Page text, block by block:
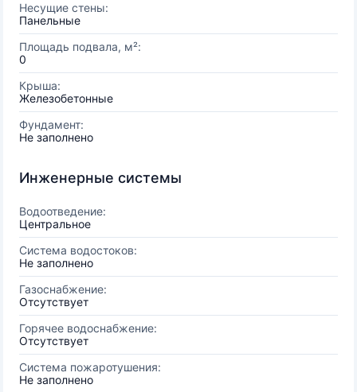
Несущие стены:
Панельные
Площадь подвала, м²:
0
Крыша:
Железобетонные
Фундамент:
Не заполнено
Инженерные системы
Водоотведение:
Центральное
Система водостоков:
Не заполнено
Газоснабжение:
Отсутствует
Горячее водоснабжение:
Отсутствует
Система пожаротушения:
Не заполнено